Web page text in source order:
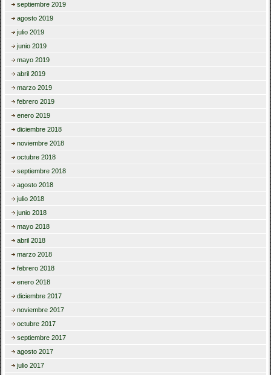
septiembre 2019
agosto 2019
julio 2019
junio 2019
mayo 2019
abril 2019
marzo 2019
febrero 2019
enero 2019
diciembre 2018
noviembre 2018
octubre 2018
septiembre 2018
agosto 2018
julio 2018
junio 2018
mayo 2018
abril 2018
marzo 2018
febrero 2018
enero 2018
diciembre 2017
noviembre 2017
octubre 2017
septiembre 2017
agosto 2017
julio 2017